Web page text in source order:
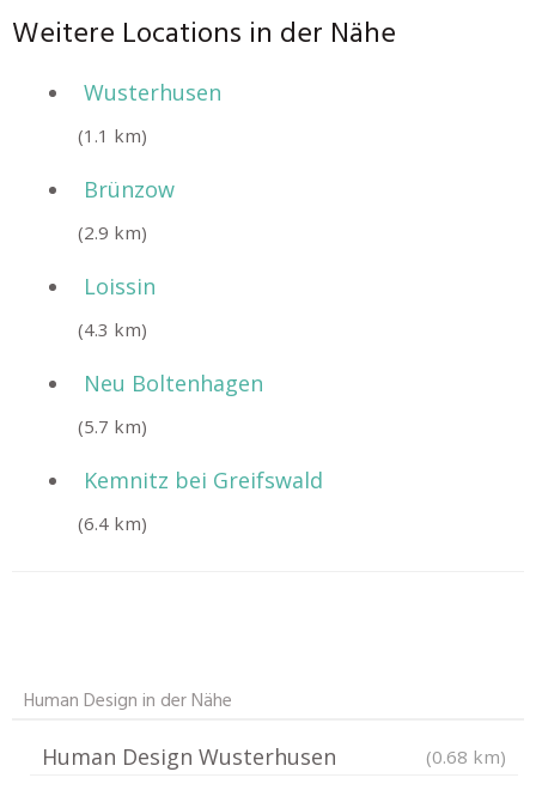
Weitere Locations in der Nähe
Wusterhusen
(1.1 km)
Brünzow
(2.9 km)
Loissin
(4.3 km)
Neu Boltenhagen
(5.7 km)
Kemnitz bei Greifswald
(6.4 km)
Human Design in der Nähe
Human Design Wusterhusen (0.68 km)